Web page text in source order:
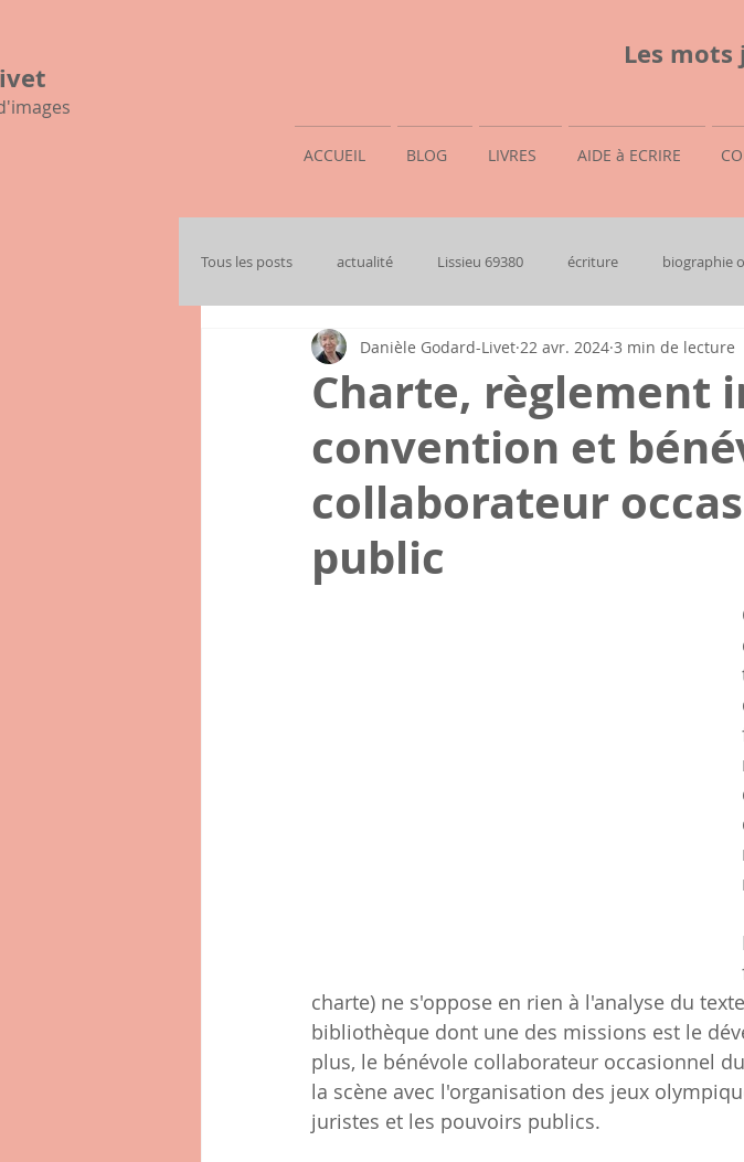
Les mots
ACCUEIL BLOG LIVRES AIDE à ECRIRE
Tous les posts actualité Lissieu 69380 écriture biographie
mon histoire familiale
Charte, règlement
convention et
collaborateur
public
Danièle Godard-Livet 22 avr. 2024 3 min de lecture
charte) ne s'oppose en rien à l'analyse du
bibliothèque dont une des missions est le
plus, le bénévole collaborateur occasionnel
la scène avec l'organisation des jeux
juristes et les pouvoirs publics.